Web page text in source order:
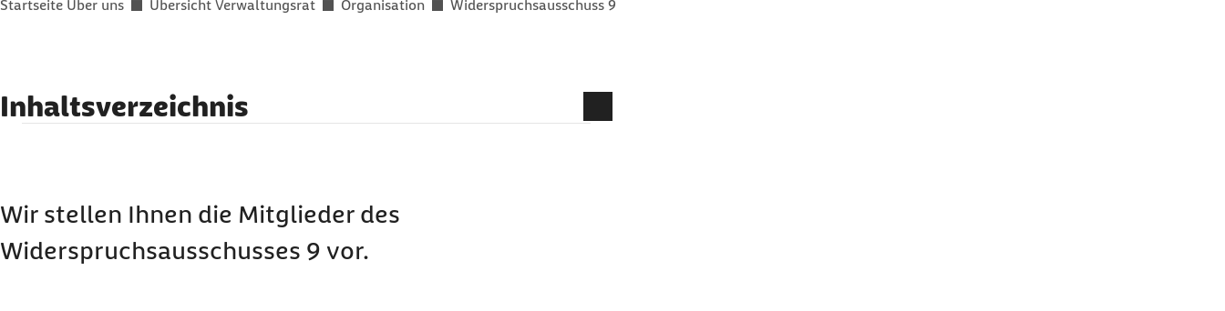
Sie befinden sich hier:
Startseite Über uns Übersicht Verwaltungsrat Organisation Widerspruchsausschuss 9
Inhaltsverzeichnis
Meike Kraus
Wir stellen Ihnen die Mitglieder des
Widerspruchsausschusses 9 vor.